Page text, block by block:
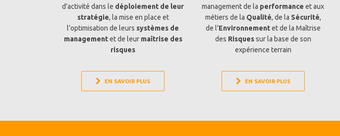
d’activité dans le déploiement de leur
stratégie, la mise en place et
l’optimisation de leurs systèmes de
managementet de leur maîtrise des
risques
EN SAVOIR PLUS
management de la performance et aux
métiers de la Qualité, de la Sécurité,
de l’Environnementet de la Maîtrise
des Risquessur la base de son
expérience terrain
EN SAVOIR PLUS